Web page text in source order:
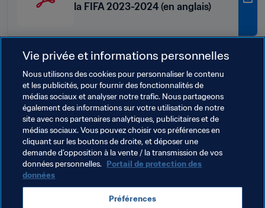
la FIFA 2023-2024 (en anglais)
Thèmes en lien
Tribunal Arbitral du Sport
Organes juridictionnels Tribunal du Football
Légal Organisation
Vie privée et informations personnelles
Nous utilisons des cookies pour personnaliser le contenu
et les publicités, pour fournir des fonctionnalités de
médias sociaux et analyser notre trafic. Nous partageons
également des informations sur votre utilisation de notre
site avec nos partenaires analytiques, publicitaires et de
médias sociaux. Vous pouvez choisir vos préférences en
cliquant sur les boutons de droite, et déposer une
demande d’opposition à la vente / la transmission de vos
données personnelles. Portail de protection des
données
Préférences